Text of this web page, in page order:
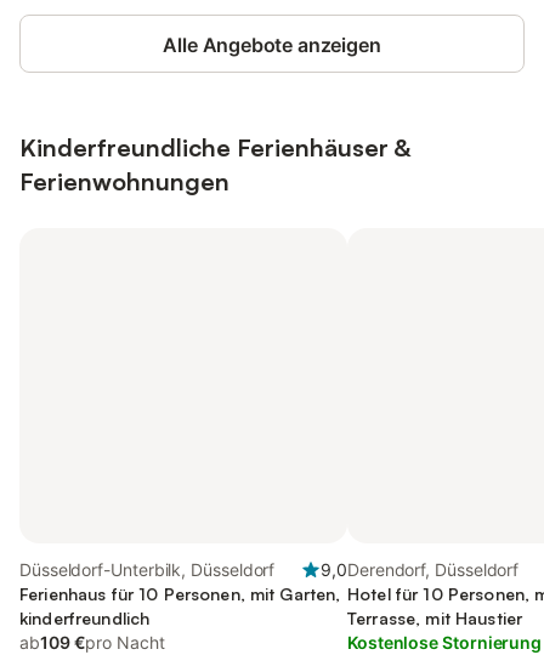
Alle Angebote anzeigen
Kinderfreundliche Ferienhäuser &
Ferienwohnungen
Düsseldorf-Unterbilk, Düsseldorf
9,0
Ferienhaus für 10 Personen, mit Garten,
kinderfreundlich
ab109 €pro Nacht
Derendorf, Düsseldorf
Hotel für 10 Personen,
Terrasse, mit Haustier
Kostenlose Stornierung